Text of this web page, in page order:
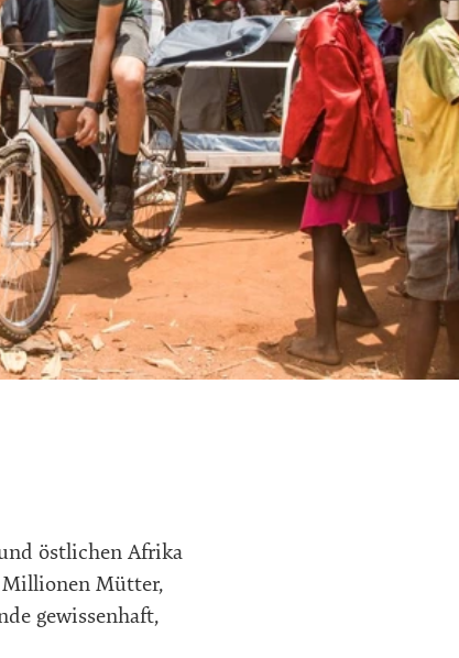
östlichen Afrika
Millionen Mütter,
gewissenhaft,